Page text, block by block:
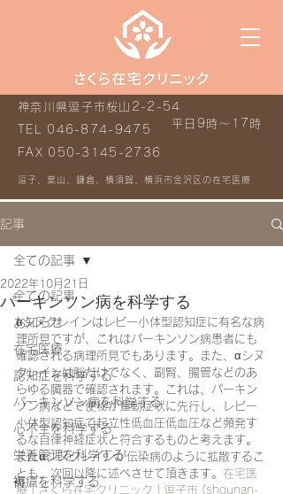
平日9時～17時
神奈川県逗子市桜山2-2-54
TEL 046-874-9475
FAX 050-3145-2736
逗子、葉山、鎌倉、横須賀、横浜市金沢区の在宅医療
記事
全ての記事
お知らせ
在宅医療
認知症を科学する
パーキンソン病を科学する
心不全を科学する
栄養管理を科学する
褥瘡を科学する
全ての記事
パーキンソン病を科学する
2022年10月21日
αシヌクレインはレビー小体型認知症に有名な病
理所見ですが、これはパーキンソン病患者にも
確認される病理所見でもあります。また、αシヌ
クレインは脳だけでなく、副腎、腸管などのあ
らゆる臓器で確認されます。これは、パーキン
ソン病などで便秘が運動症状に先行し、レビー
小体型認知症で起立性低血圧低血圧など頻発す
るな自律神経症状と符合するものと考えます。
またαシヌクレインが伝染病のように拡散するこ
とも、次回以降に述べさせて頂きます。 在宅医
療 | さくら在宅クリニック | 逗子市 (shounan-